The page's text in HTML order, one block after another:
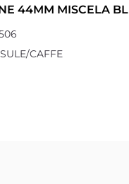
44MM MISCELA
CAFFE